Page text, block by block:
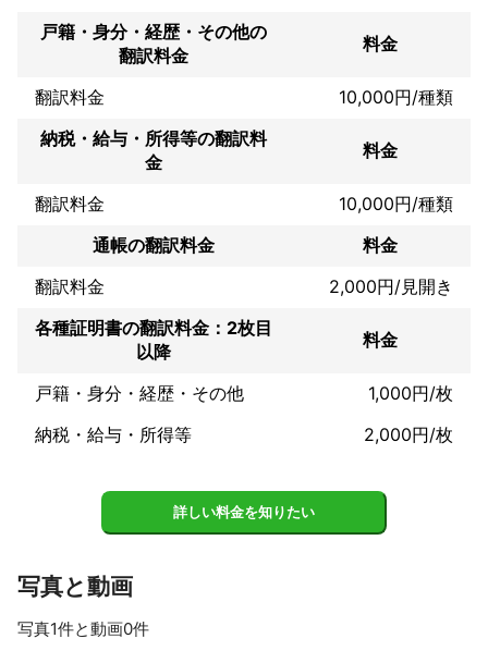
さい。
ご連絡をお待ちしております。
これまでの実績
【翻訳実績(一部)】
雇用契約書、出向契約書、業務委託契約書、事業譲渡契約書、秘
密保持契約書、企画資料、店舗宣伝フレーズ、IR文書、コンプラ
イアンス文書、役員メール、社内報、学術論文（分子生物学、感
染・免疫学、介護・栄養学）、医療機器添付文書、有害事象報告
書、不動産譲渡証明書、出生証明書、結婚証明書、卒業証明書、
成績証明書、MBA推薦状、履歴書/職務経歴書、新聞社（公式）国
際ニュース、電子書籍、団体パンフレット、団体ウェブサイト
等。
※お急ぎの方は納期をご提示ください。可能な限り対応させていた
い。
戸籍・身分・経歴・その他の
翻訳料金
料金
翻訳料金
10,000円/種類
納税・給与・所得等の翻訳料
金
料金
翻訳料金
10,000円/種類
通帳の翻訳料金
料金
翻訳料金
2,000円/見開き
各種証明書の翻訳料金：2枚目
以降
料金
戸籍・身分・経歴・その他
1,000円/枚
納税・給与・所得等
2,000円/枚
詳しい料金を知りたい
写真と動画
写真1件と動画0件